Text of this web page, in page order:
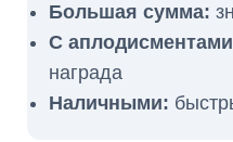
Большая сумма:
С
награда
Наличными: